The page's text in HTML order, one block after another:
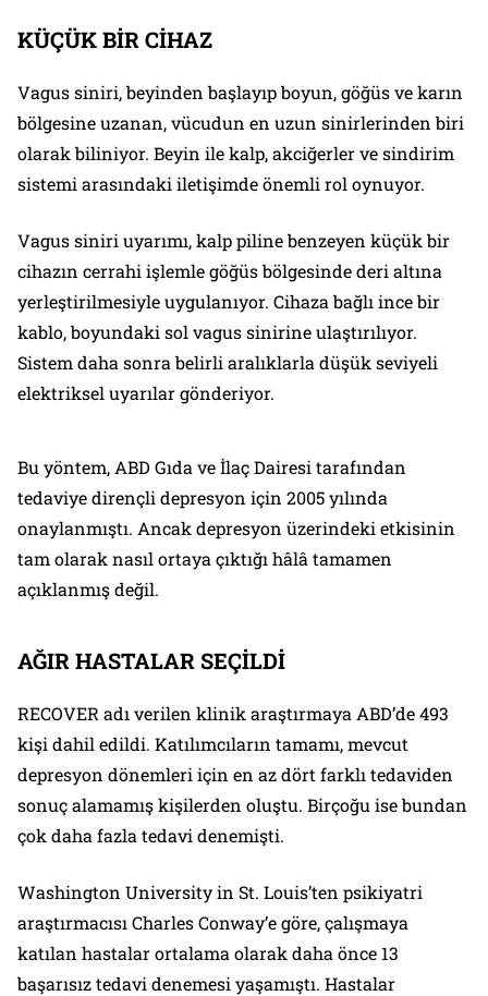
KÜÇÜK BİR CİHAZ
Vagus siniri, beyinden başlayıp boyun, göğüs ve karın
bölgesine uzanan, vücudun en uzun sinirlerinden biri
olarak biliniyor. Beyin ile kalp, akciğerler ve sindirim
sistemi arasındaki iletişimde önemli rol oynuyor.
Vagus siniri uyarımı, kalp piline benzeyen küçük bir
cihazın cerrahi işlemle göğüs bölgesinde deri altına
yerleştirilmesiyle uygulanıyor. Cihaza bağlı ince bir
kablo, boyundaki sol vagus sinirine ulaştırılıyor.
Sistem daha sonra belirli aralıklarla düşük seviyeli
elektriksel uyarılar gönderiyor.
Bu yöntem, ABD Gıda ve İlaç Dairesi tarafından
tedaviye dirençli depresyon için 2005 yılında
onaylanmıştı. Ancak depresyon üzerindeki etkisinin
tam olarak nasıl ortaya çıktığı hâlâ tamamen
açıklanmış değil.
AĞIR HASTALAR SEÇİLDİ
RECOVER adı verilen klinik araştırmaya ABD’de 493
kişi dahil edildi. Katılımcıların tamamı, mevcut
depresyon dönemleri için en az dört farklı tedaviden
sonuç alamamış kişilerden oluştu. Birçoğu ise bundan
çok daha fazla tedavi denemişti.
Washington University in St. Louis’ten psikiyatri
araştırmacısı Charles Conway’e göre, çalışmaya
katılan hastalar ortalama olarak daha önce 13
başarısız tedavi denemesi yaşamıştı. Hastalar